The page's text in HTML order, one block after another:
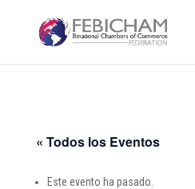
« Todos los Eventos
Este evento ha pasado.